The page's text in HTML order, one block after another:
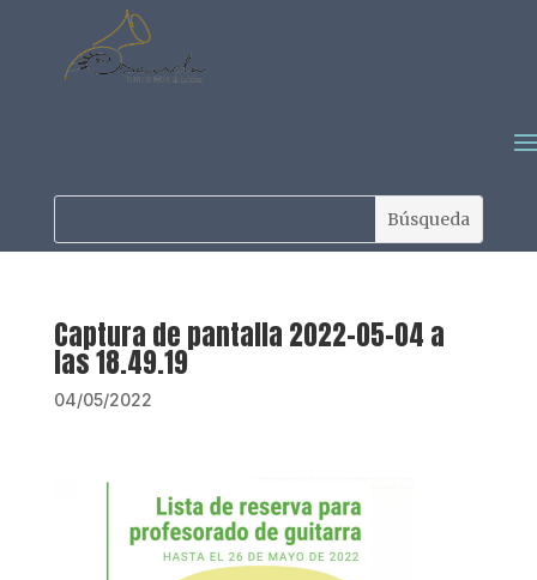
Captura de pantalla 2022-05-04 a
las 18.49.19
04/05/2022